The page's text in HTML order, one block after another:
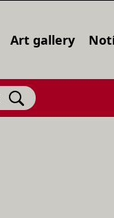
Art gallery